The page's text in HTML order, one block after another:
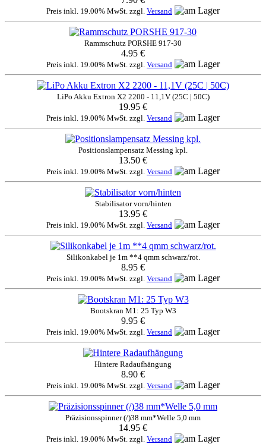
Preis inkl. 19.00% MwSt. zzgl. Versand
Rammschutz PORSHE 917-30
4.95 €
Preis inkl. 19.00% MwSt. zzgl. Versand
LiPo Akku Extron X2 2200 - 11,1V (25C | 50C)
19.95 €
Preis inkl. 19.00% MwSt. zzgl. Versand
Positionslampensatz Messing kpl.
13.50 €
Preis inkl. 19.00% MwSt. zzgl. Versand
Stabilisator vorn/hinten
13.95 €
Preis inkl. 19.00% MwSt. zzgl. Versand
Silikonkabel je 1m **4 qmm schwarz/rot.
8.95 €
Preis inkl. 19.00% MwSt. zzgl. Versand
Bootskran M1: 25 Typ W3
9.95 €
Preis inkl. 19.00% MwSt. zzgl. Versand
Hintere Radaufhängung
8.90 €
Preis inkl. 19.00% MwSt. zzgl. Versand
Präzisionsspinner (/)38 mm*Welle 5,0 mm
14.95 €
Preis inkl. 19.00% MwSt. zzgl. Versand